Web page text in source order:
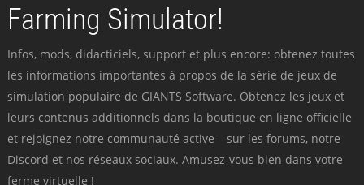
Farming Simulator!
Infos, mods, didacticiels, support et plus encore: obtenez toutes
les informations importantes à propos de la série de jeux de
simulation populaire de GIANTS Software. Obtenez les jeux et
leurs contenus additionnels dans la boutique en ligne officielle
et rejoignez notre communauté active – sur les forums, notre
Discord et nos réseaux sociaux. Amusez-vous bien dans votre
ferme virtuelle !